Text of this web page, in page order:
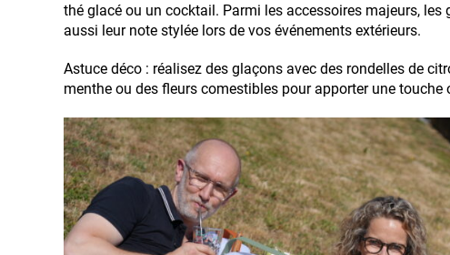
thé glacé ou un cocktail. Parmi les accessoires majeurs, les
aussi leur note stylée lors de vos événements extérieurs.
Astuce déco : réalisez des glaçons avec des rondelles de
menthe ou des fleurs comestibles pour apporter une